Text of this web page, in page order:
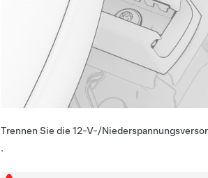
Trennen Sie die 12-V-/
.